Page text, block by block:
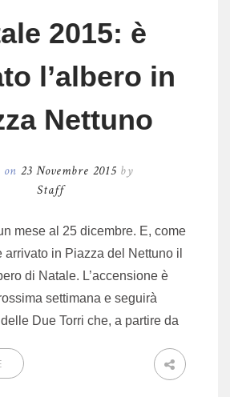
2015: è
l’albero in
Nettuno
on 23 Novembre 2015 by
Staff
mese al 25 dicembre. E, come
arrivato in Piazza del Nettuno il
di Natale. L’accensione è
settimana e seguirà
Due Torri che, a partire da